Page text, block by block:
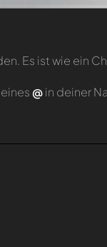
Es ist wie ein
@in deiner